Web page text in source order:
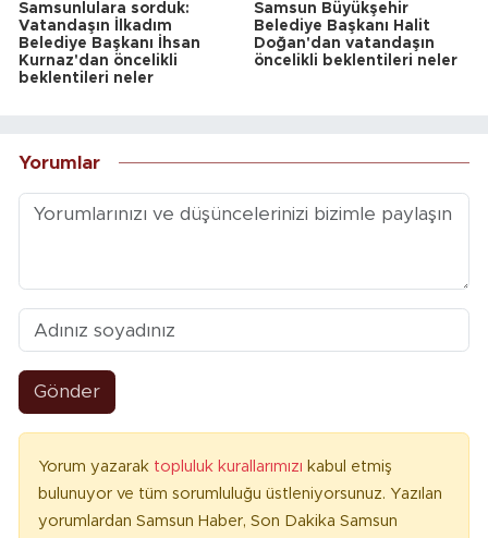
Samsunlulara sorduk:
Vatandaşın İlkadım
Belediye Başkanı İhsan
Kurnaz'dan öncelikli
beklentileri neler
Samsun Büyükşehir
Belediye Başkanı Halit
Doğan'dan vatandaşın
öncelikli beklentileri neler
Yorumlar
Gönder
Yorum yazarak topluluk kurallarımızı kabul etmiş
bulunuyor ve tüm sorumluluğu üstleniyorsunuz. Yazılan
yorumlardan Samsun Haber, Son Dakika Samsun